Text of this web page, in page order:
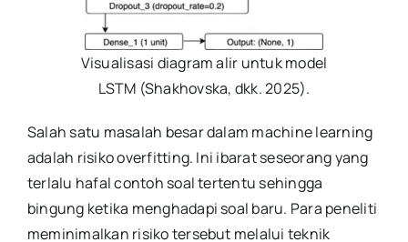
Visualisasi diagram alir untuk model
LSTM (Shakhovska, dkk. 2025).
Salah satu masalah besar dalam machine learning
adalah risiko overfitting. Ini ibarat seseorang yang
terlalu hafal contoh soal tertentu sehingga
bingung ketika menghadapi soal baru. Para peneliti
meminimalkan risiko tersebut melalui teknik